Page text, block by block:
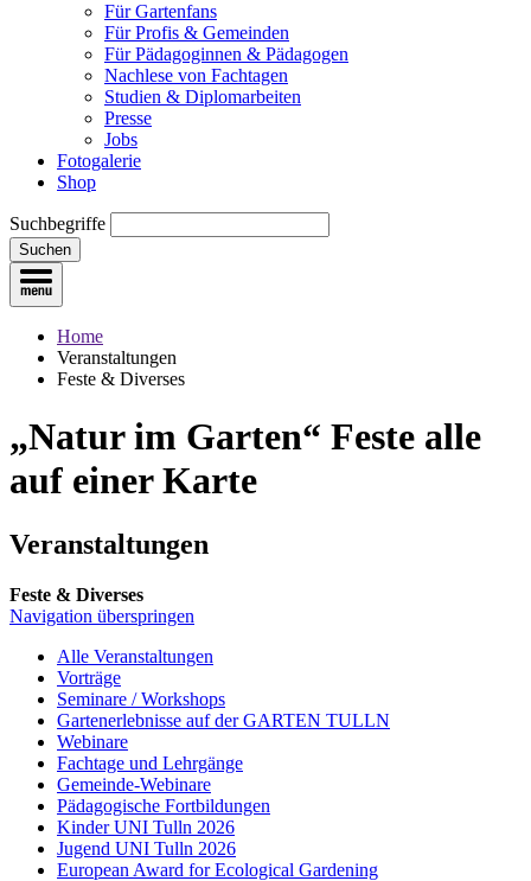
Für Gartenfans
Für Profis & Gemeinden
Für Pädagoginnen & Pädagogen
Nachlese von Fachtagen
Studien & Diplomarbeiten
Presse
Jobs
Fotogalerie
Shop
Suchbegriffe
Suchen
Home
Veranstaltungen
Feste & Diverses
„Natur im Garten“ Feste alle
auf einer Karte
Veranstaltungen
Feste & Diverses
Navigation überspringen
Alle Veranstaltungen
Vorträge
Seminare / Workshops
Gartenerlebnisse auf der GARTEN TULLN
Webinare
Fachtage und Lehrgänge
Gemeinde-Webinare
Pädagogische Fortbildungen
Kinder UNI Tulln 2026
Jugend UNI Tulln 2026
European Award for Ecological Gardening